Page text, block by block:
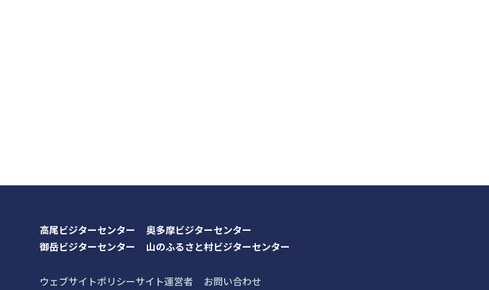
高尾ビジターセンター
奥多摩ビジターセンター
御岳ビジターセンター
山のふるさと村ビジターセンター
ウェブサイトポリシーサイト運営者 お問い合わせ